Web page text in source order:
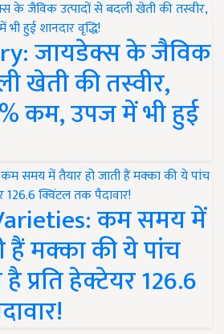
जायडेक्स के जैविक
खेती की तस्वीर,
कम, उपज में भी हुई
कम समय में
हैं मक्का की ये पांच
प्रति हेक्टेयर 126.6